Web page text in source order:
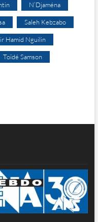
N’Djaména
Saleh Kebzabo
Hamid Nguilin
Toïdé Samson